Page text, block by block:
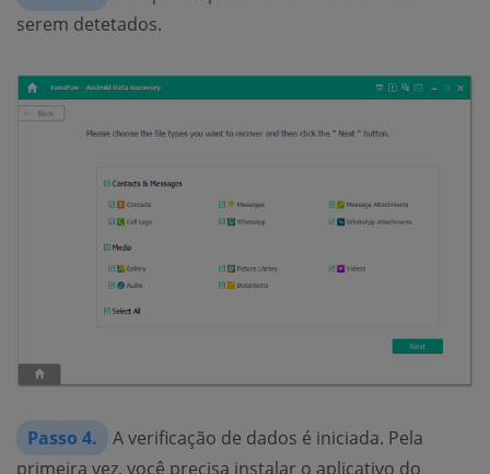
serem detetados.
Passo 4.
A verificação de dados é iniciada. Pela
primeira vez, você precisa instalar o aplicativo do